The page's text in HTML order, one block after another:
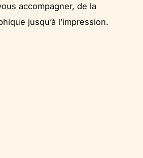
accompagner, de la
jusqu’à l’impression.